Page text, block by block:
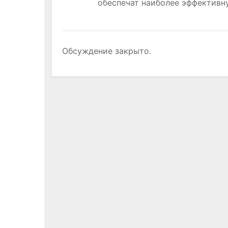
обеспечат наиболее
Обсуждение закрыто.